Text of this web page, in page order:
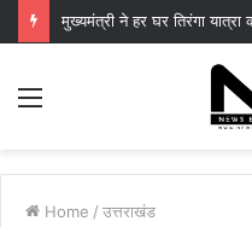
मुख्यमंत्री ने हर घर तिरंगा यात्रा
Menu
Home / उत्तराखंड